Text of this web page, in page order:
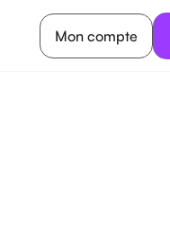
Mon compte